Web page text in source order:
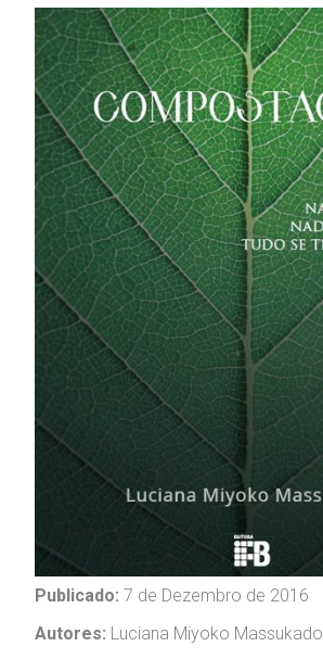
Publicado: 7 de Dezembro de 2016
Autores: Luciana Miyoko Massukado.